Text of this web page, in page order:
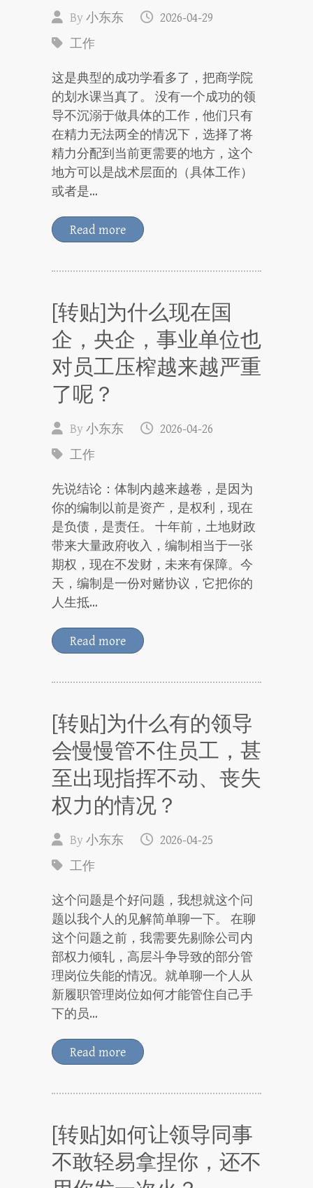
By小东东
2026-04-29
工作
这是典型的成功学看多了，把商学院
的划水课当真了。 没有一个成功的领
导不沉溺于做具体的工作，他们只有
在精力无法两全的情况下，选择了将
精力分配到当前更需要的地方，这个
地方可以是战术层面的（具体工作）
或者是…
Read more
[转贴]为什么现在国
企，央企，事业单位也
对员工压榨越来越严重
了呢？
By小东东
2026-04-26
工作
先说结论：体制内越来越卷，是因为
你的编制以前是资产，是权利，现在
是负债，是责任。 十年前，土地财政
带来大量政府收入，编制相当于一张
期权，现在不发财，未来有保障。今
天，编制是一份对赌协议，它把你的
人生抵…
Read more
[转贴]为什么有的领导
会慢慢管不住员工，甚
至出现指挥不动、丧失
权力的情况？
By小东东
2026-04-25
工作
这个问题是个好问题，我想就这个问
题以我个人的见解简单聊一下。 在聊
这个问题之前，我需要先剔除公司内
部权力倾轧，高层斗争导致的部分管
理岗位失能的情况。就单聊一个人从
新履职管理岗位如何才能管住自己手
下的员…
Read more
[转贴]如何让领导同事
不敢轻易拿捏你，还不